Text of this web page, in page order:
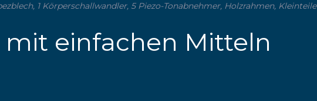
1 Körperschallwandler, 5 Piezo-Tonabnehmer, Holzrahmen, Kleinteile
mit einfachen Mitteln